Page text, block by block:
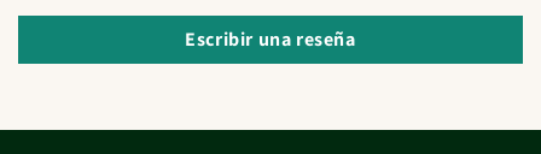
sanguíneo y por tanto al aplicarla sobre la mucosa nasal no
hay paso de agua al compartimento intracelular.
Escribir una reseña